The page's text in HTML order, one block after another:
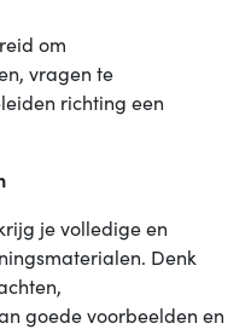
om
vragen te
richting een
je volledige en
Denk
goede voorbeelden en